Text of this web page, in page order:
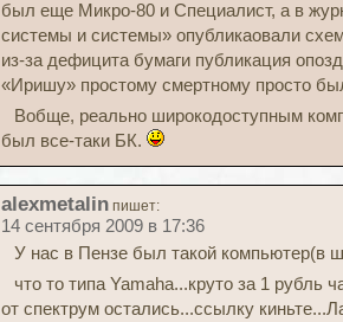
был еще Микро-80 и Специалист, а в
системы и системы» опубликаовали
из-за дефицита бумаги публикация
«Иришу» простому смертному просто
Вобще, реально широкодоступным
был все-таки БК.
alexmetalin пишет:
14 сентября 2009 в 17:36
У нас в Пензе был такой компьютер(в
что то типа Yamaha...круто за 1 рубль
от спектрум остались...ссылку